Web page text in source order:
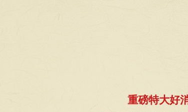
重磅特大好